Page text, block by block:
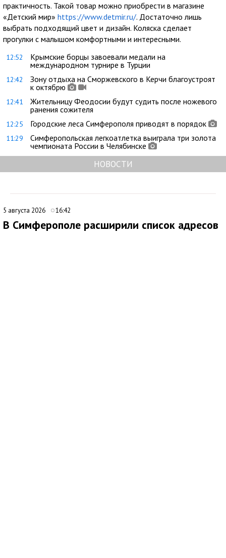
практичность. Такой товар можно приобрести в магазине
«Детский мир» https://www.detmir.ru/. Достаточно лишь
выбрать подходящий цвет и дизайн. Коляска сделает
прогулки с малышом комфортными и интересными.
12:52
Крымские борцы завоевали медали на
международном турнире в Турции
12:42
Зону отдыха на Сморжевского в Керчи благоустроят
к октябрю
12:41
Жительницу Феодосии будут судить после ножевого
ранения сожителя
12:25 Городские леса Симферополя приводят в порядок
11:29
Симферопольская легкоатлетка выиграла три золота
чемпионата России в Челябинске
НОВОСТИ
5 августа 2026 16:42
В Симферополе расширили список адресов